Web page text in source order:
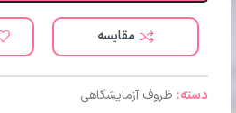
مقایسه
دسته: ظروف آزمایشگاهی